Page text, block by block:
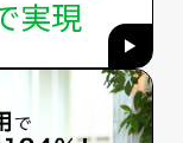
実現